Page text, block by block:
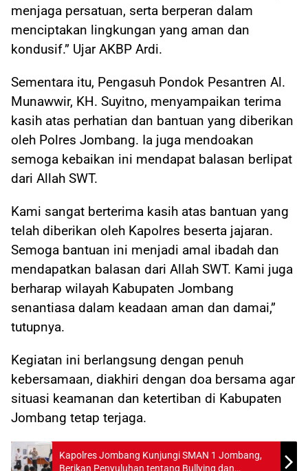
menjaga persatuan, serta berperan dalam
menciptakan lingkungan yang aman dan
kondusif.” Ujar AKBP Ardi.
Sementara itu, Pengasuh Pondok Pesantren Al.
Munawwir, KH. Suyitno, menyampaikan terima
kasih atas perhatian dan bantuan yang diberikan
oleh Polres Jombang. Ia juga mendoakan
semoga kebaikan ini mendapat balasan berlipat
dari Allah SWT.
Kami sangat berterima kasih atas bantuan yang
telah diberikan oleh Kapolres beserta jajaran.
Semoga bantuan ini menjadi amal ibadah dan
mendapatkan balasan dari Allah SWT. Kami juga
berharap wilayah Kabupaten Jombang
senantiasa dalam keadaan aman dan damai,”
tutupnya.
Kegiatan ini berlangsung dengan penuh
kebersamaan, diakhiri dengan doa bersama agar
situasi keamanan dan ketertiban di Kabupaten
Jombang tetap terjaga.
Kapolres Jombang Kunjungi SMAN 1 Jombang,
Berikan Penyuluhan tentang Bullying dan